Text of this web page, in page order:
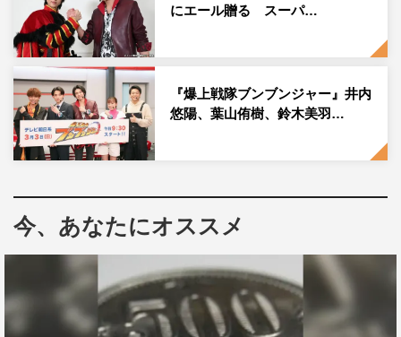
映画では、人気動画クリエイターのHIKAKIN がまさかの本
人役で、ネクストブレイク女優として注目を集める伊礼姫
奈が「惑星トリクル」の王女・ニコーラ姫役で出演。突如
訪れる地球の大ピンチに、ブンブンジャー最大のミッショ
ンが待ち構える。
この度、そんな本作のタイトルが「爆上戦隊ブンブンジャ
レッドとブンドリオ・ブンデラスをはじめ、ブンブルー、
ブンピンク、ブンブラック、ブンオレンジ、そしてブンバ
イオレットとビュン・ディーゼルの姿も。ブンブンスーパ
ーカーが今にも飛び出しそうな、疾走感満載のビジュアル
にエール贈る スーパ…
『爆上戦隊ブンブンジャー』井内
悠陽、葉山侑樹、鈴木美羽…
今、あなたにオススメ